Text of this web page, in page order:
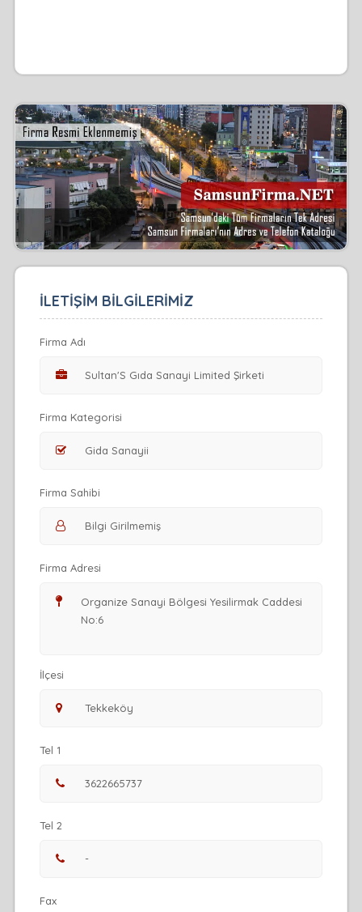
İLETİŞİM BİLGİLERİMİZ
Firma Adı
Firma Kategorisi
Firma Sahibi
Firma Adresi
İlçesi
Tel 1
Tel 2
Fax